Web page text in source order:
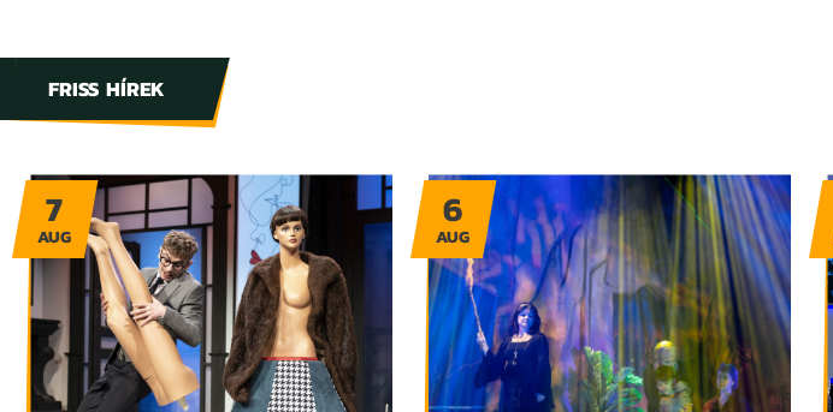
FRISS HÍREK
7
AUG
6
AUG